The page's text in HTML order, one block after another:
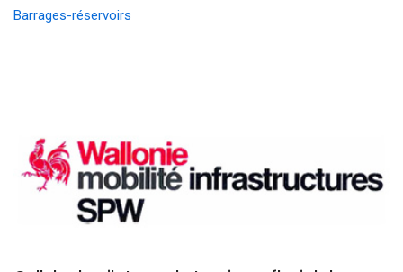
Barrages-réservoirs